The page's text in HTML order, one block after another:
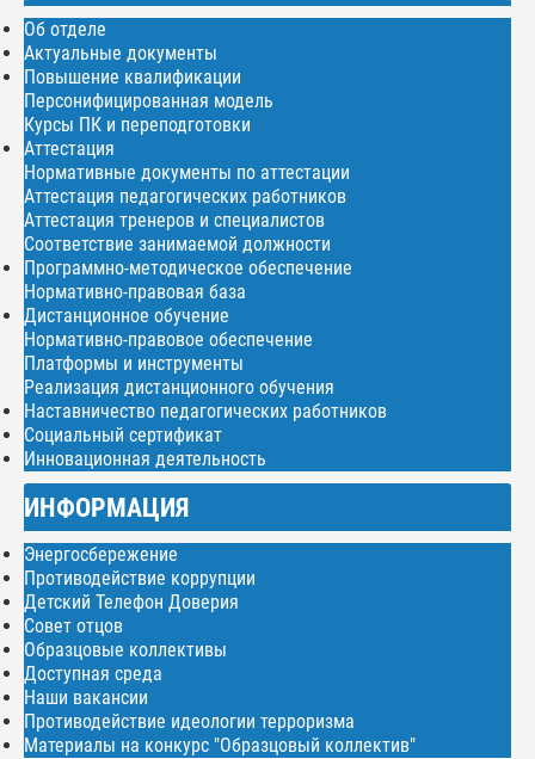
Об отделе
Актуальные документы
Повышение квалификации
Персонифицированная модель
Курсы ПК и переподготовки
Аттестация
Нормативные документы по аттестации
Аттестация педагогических работников
Аттестация тренеров и специалистов
Соответствие занимаемой должности
Программно-методическое обеспечение
Нормативно-правовая база
Дистанционное обучение
Нормативно-правовое обеспечение
Платформы и инструменты
Реализация дистанционного обучения
Наставничество педагогических работников
Социальный сертификат
Инновационная деятельность
ИНФОРМАЦИЯ
Энергосбережение
Противодействие коррупции
Детский Телефон Доверия
Совет отцов
Образцовые коллективы
Доступная среда
Наши вакансии
Противодействие идеологии терроризма
Материалы на конкурс "Образцовый коллектив"